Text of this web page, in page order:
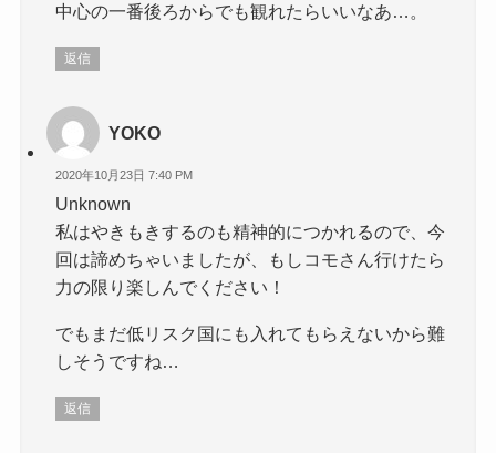
中心の一番後ろからでも観れたらいいなあ…。
返信
YOKO
2020年10月23日 7:40 PM
Unknown
私はやきもきするのも精神的につかれるので、今
回は諦めちゃいましたが、もしコモさん行けたら
力の限り楽しんでください！
でもまだ低リスク国にも入れてもらえないから難
しそうですね…
返信